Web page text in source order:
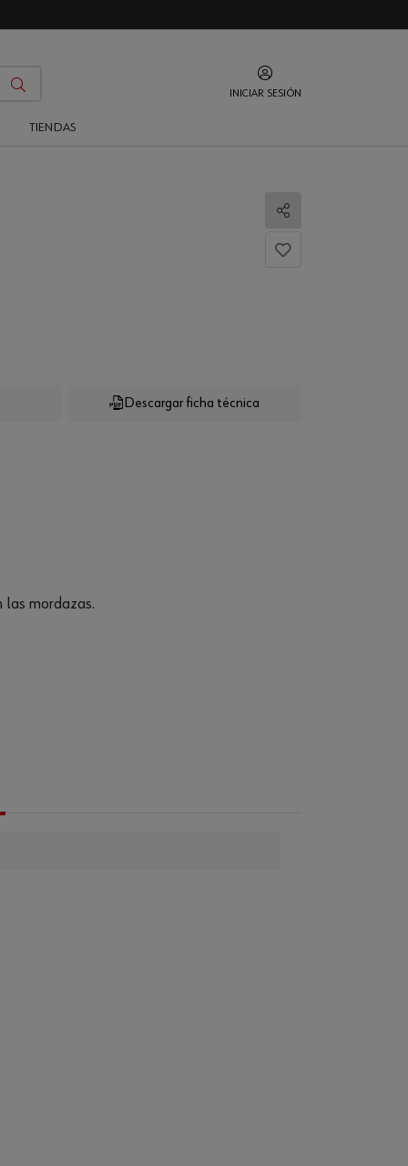
INICIAR SESIÓN
TIENDAS
Compartir
Descargar ficha técnica
mordazas.